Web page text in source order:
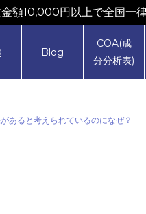
金額10,000円以上で全国一
Blog
COA(成
分分析表)
あると考えられているのになぜ？